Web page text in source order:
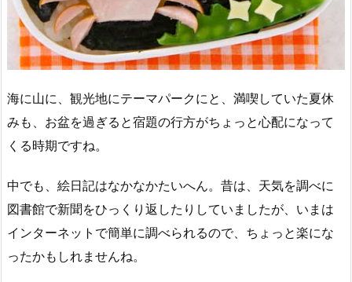
海に山に、観光地にテーマパークにと、満喫していた夏休
みも、お盆を過ぎると宿題の行方がちょっと心配になって
くる時期ですね。
中でも、絵日記はなかなかたいへん。昔は、天気を調べに
図書館で新聞をひっくり返したりしていましたが、いまは
インターネットで簡単に調べられるので、ちょっと楽にな
ったかもしれませんね。